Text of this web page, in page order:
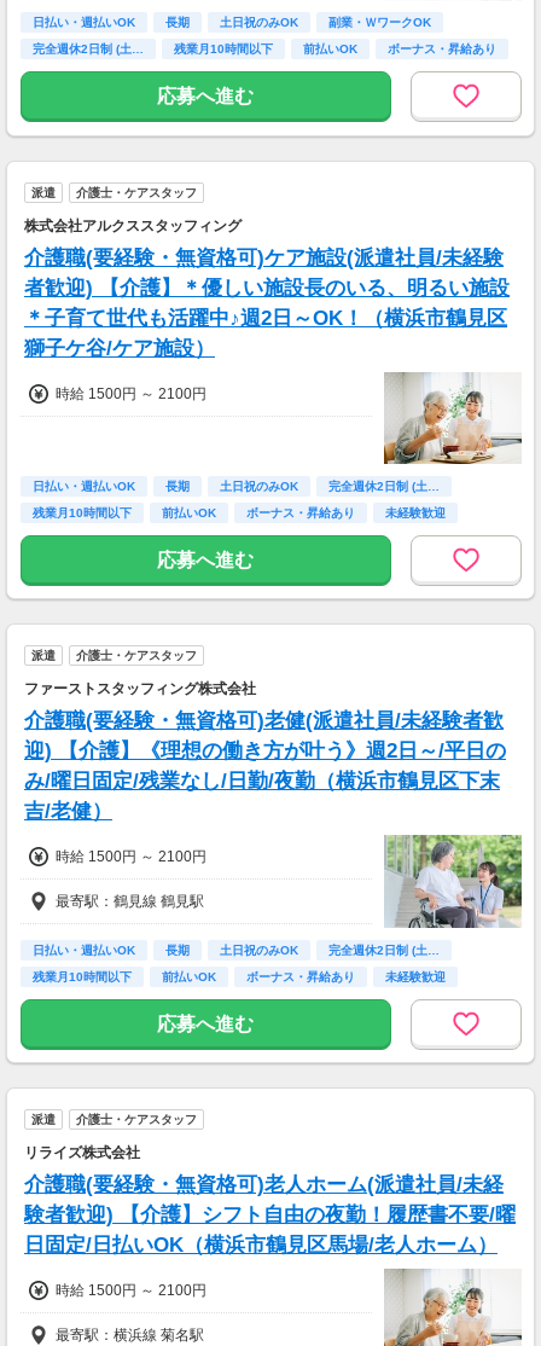
日払い・週払いOK 長期 土日祝のみOK
副業・ＷワークOK
完全週休2日制 (土…
残業月10時間以下 前払いOK
ボーナス・昇給あり
未経験歓迎
応募へ進む
派遣 介護士・ケアスタッフ
株式会社アルクススタッフィング
介護職(要経験・無資格可)ケア施設(派遣社員/未経験
者歓迎) 【介護】＊優しい施設長のいる、明るい施設
＊子育て世代も活躍中♪週2日～OK！（横浜市鶴見区
獅子ケ谷/ケア施設）
時給 1500円 ～ 2100円
日払い・週払いOK 長期 土日祝のみOK
完全週休2日制 (土…
残業月10時間以下
前払いOK ボーナス・昇給あり
未経験歓迎
主婦(夫)歓迎
応募へ進む
派遣 介護士・ケアスタッフ
ファーストスタッフィング株式会社
介護職(要経験・無資格可)老健(派遣社員/未経験者歓
迎) 【介護】《理想の働き方が叶う》週2日～/平日の
み/曜日固定/残業なし/日勤/夜勤（横浜市鶴見区下末
吉/老健）
時給 1500円 ～ 2100円
最寄駅：鶴見線 鶴見駅
日払い・週払いOK 長期 土日祝のみOK
完全週休2日制 (土…
残業月10時間以下
前払いOK ボーナス・昇給あり
未経験歓迎
主婦(夫)歓迎
応募へ進む
派遣 介護士・ケアスタッフ
リライズ株式会社
介護職(要経験・無資格可)老人ホーム(派遣社員/未経
験者歓迎) 【介護】シフト自由の夜勤！履歴書不要/曜
日固定/日払いOK（横浜市鶴見区馬場/老人ホーム）
時給 1500円 ～ 2100円
最寄駅：横浜線 菊名駅